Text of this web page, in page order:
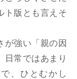
ト版とも言えそ
強い「親の因
常ではあまり
、ひとむかし